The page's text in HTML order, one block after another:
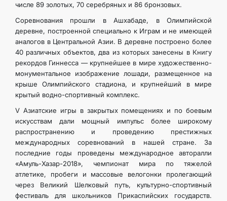
числе 89 золотых, 70 серебряных и 86 бронзовых.
Соревнования прошли в Ашхабаде, в Олимпийской
деревне, построенной специально к Играм и не имеющей
аналогов в Центральной Азии. В деревне построено более
40 различных объектов, два из которых занесены в Книгу
рекордов Гиннесса — крупнейшее в мире художественно-
монументальное изображение лошади, размещенное на
крыше Олимпийского стадиона, и крупнейший в мире
крытый водно-спортивный комплекс.
V Азиатские игры в закрытых помещениях и по боевым
искусствам дали мощный импульс более широкому
распространению и проведению престижных
международных соревнований в нашей стране. За
последние годы проведены международное авторалли
«Амуль-Хазар-2018», чемпионат мира по тяжелой
атлетике, пробеги и массовые велогонки пролегающий
через Великий Шелковый путь, культурно-спортивный
фестиваль для школьников Прикаспийских государств.